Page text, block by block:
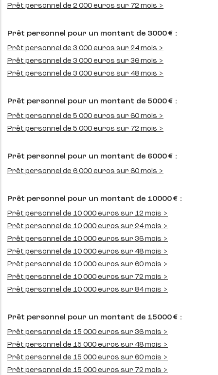
Prêt personnel de 2 000 euros sur 72 mois >
Prêt personnel pour un montant de 3000 € :
Prêt personnel de 3 000 euros sur 24 mois >
Prêt personnel de 3 000 euros sur 36 mois >
Prêt personnel de 3 000 euros sur 48 mois >
Prêt personnel pour un montant de 5000 € :
Prêt personnel de 5 000 euros sur 60 mois >
Prêt personnel de 5 000 euros sur 72 mois >
Prêt personnel pour un montant de 6000 € :
Prêt personnel de 6 000 euros sur 60 mois >
Prêt personnel pour un montant de 10000 € :
Prêt personnel de 10 000 euros sur 12 mois >
Prêt personnel de 10 000 euros sur 24 mois >
Prêt personnel de 10 000 euros sur 36 mois >
Prêt personnel de 10 000 euros sur 48 mois >
Prêt personnel de 10 000 euros sur 60 mois >
Prêt personnel de 10 000 euros sur 72 mois >
Prêt personnel de 10 000 euros sur 84 mois >
Prêt personnel pour un montant de 15000 € :
Prêt personnel de 15 000 euros sur 36 mois >
Prêt personnel de 15 000 euros sur 48 mois >
Prêt personnel de 15 000 euros sur 60 mois >
Prêt personnel de 15 000 euros sur 72 mois >